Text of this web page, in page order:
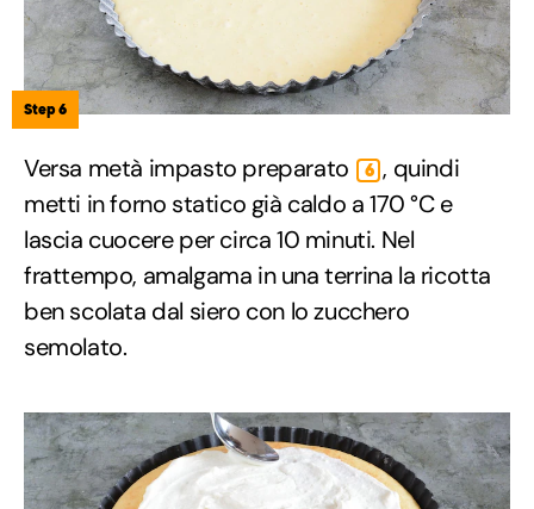
Step 6
Versa metà impasto preparato 6 , quindi
metti in forno statico già caldo a 170 °C e
lascia cuocere per circa 10 minuti. Nel
frattempo, amalgama in una terrina la ricotta
ben scolata dal siero con lo zucchero
semolato.